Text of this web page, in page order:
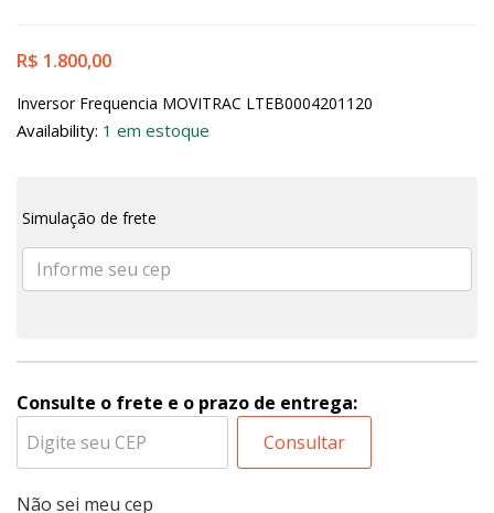
R$ 1.800,00
Inversor Frequencia MOVITRAC LTEB0004201120
Availability: 1 em estoque
Simulação de frete
Consulte o frete e o prazo de entrega:
Consultar
Não sei meu cep